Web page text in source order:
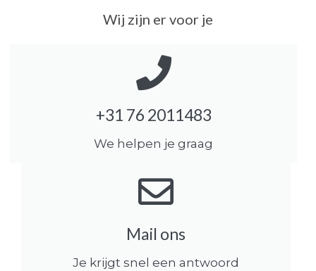
Wij zijn er voor je
+31 76 2011483
We helpen je graag
Mail ons
Je krijgt snel een antwoord